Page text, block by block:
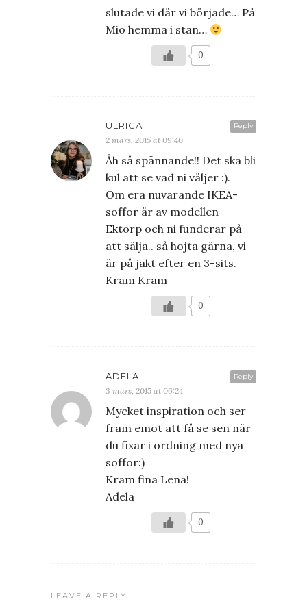
slutade vi där vi började… På
Mio hemma i stan…
0
Reply
ULRICA
2 mars, 2015 at 09:40
Åh så spännande!! Det ska bli
kul att se vad ni väljer :).
Om era nuvarande IKEA-
soffor är av modellen
Ektorp och ni funderar på
att sälja.. så hojta gärna, vi
är på jakt efter en 3-sits.
Kram Kram
0
Reply
ADELA
3 mars, 2015 at 06:24
Mycket inspiration och ser
fram emot att få se sen när
du fixar i ordning med nya
soffor:)
Kram fina Lena!
Adela
0
LEAVE A REPLY